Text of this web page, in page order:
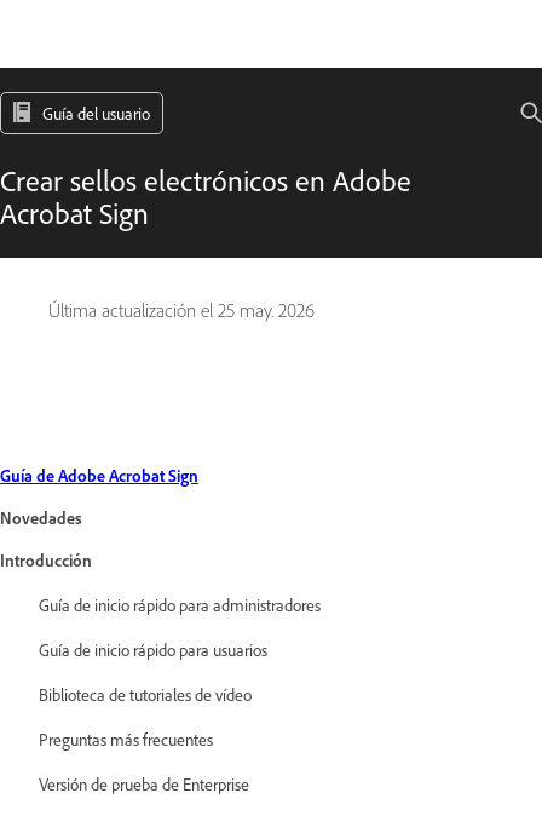
Guía del usuario
Crear sellos electrónicos en Adobe
Acrobat Sign
Última actualización el 25 may. 2026
Guía de Adobe Acrobat Sign
Novedades
Introducción
Guía de inicio rápido para administradores
Guía de inicio rápido para usuarios
Biblioteca de tutoriales de vídeo
Preguntas más frecuentes
Versión de prueba de Enterprise